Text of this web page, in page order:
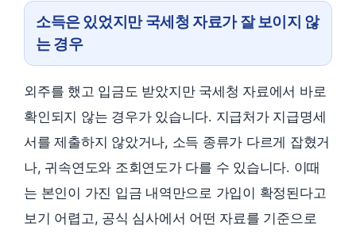
소득은 있었지만 국세청 자료가 잘 보이지 않
는 경우
외주를 했고 입금도 받았지만 국세청 자료에서 바로
확인되지 않는 경우가 있습니다. 지급처가 지급명세
서를 제출하지 않았거나, 소득 종류가 다르게 잡혔거
나, 귀속연도와 조회연도가 다를 수 있습니다. 이때
는 본인이 가진 입금 내역만으로 가입이 확정된다고
보기 어렵고, 공식 심사에서 어떤 자료를 기준으로